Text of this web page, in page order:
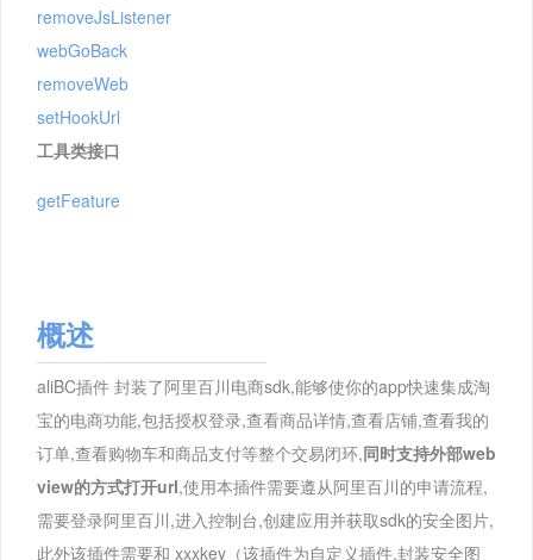
removeJsListener
webGoBack
removeWeb
setHookUrl
工具类接口
getFeature
概述
aliBC插件 封装了阿里百川电商sdk,能够使你的app快速集成淘
宝的电商功能,包括授权登录,查看商品详情,查看店铺,查看我的
订单,查看购物车和商品支付等整个交易闭环,同时支持外部web
view的方式打开url,使用本插件需要遵从阿里百川的申请流程,
需要登录阿里百川,进入控制台,创建应用并获取sdk的安全图片,
此外该插件需要和 xxxkey（该插件为自定义插件,封装安全图